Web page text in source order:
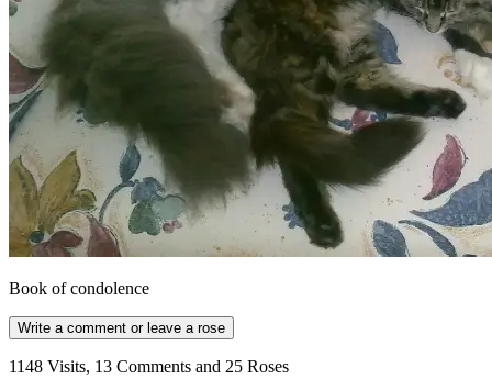
Book of condolence
Write a comment or leave a rose
1148 Visits, 13 Comments and 25 Roses